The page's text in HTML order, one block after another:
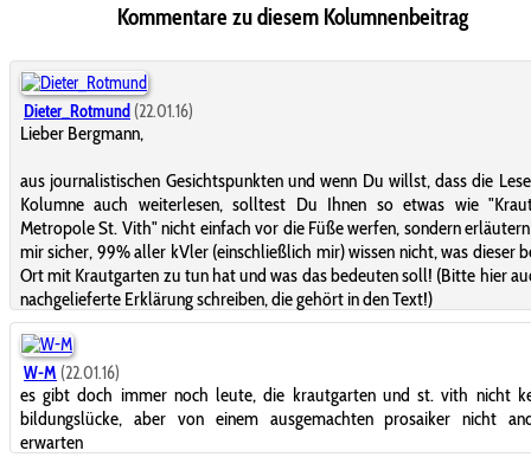
Kommentare zu diesem Kolumnenbeitrag
Dieter_Rotmund (22.01.16)
Lieber Bergmann,
aus journalistischen Gesichtspunkten und wenn Du willst, dass die
Kolumne auch weiterlesen, solltest Du Ihnen so etwas wie
Metropole St. Vith" nicht einfach vor die Füße werfen, sondern
mir sicher, 99% aller kVler (einschließlich mir) wissen nicht, was dieser
Ort mit Krautgarten zu tun hat und was das bedeuten soll! (Bitte hier
nachgelieferte Erklärung schreiben, die gehört in den Text!)
W-M (22.01.16)
es gibt doch immer noch leute, die krautgarten und st. vith nicht
bildungslücke, aber von einem ausgemachten prosaiker nicht
erwarten